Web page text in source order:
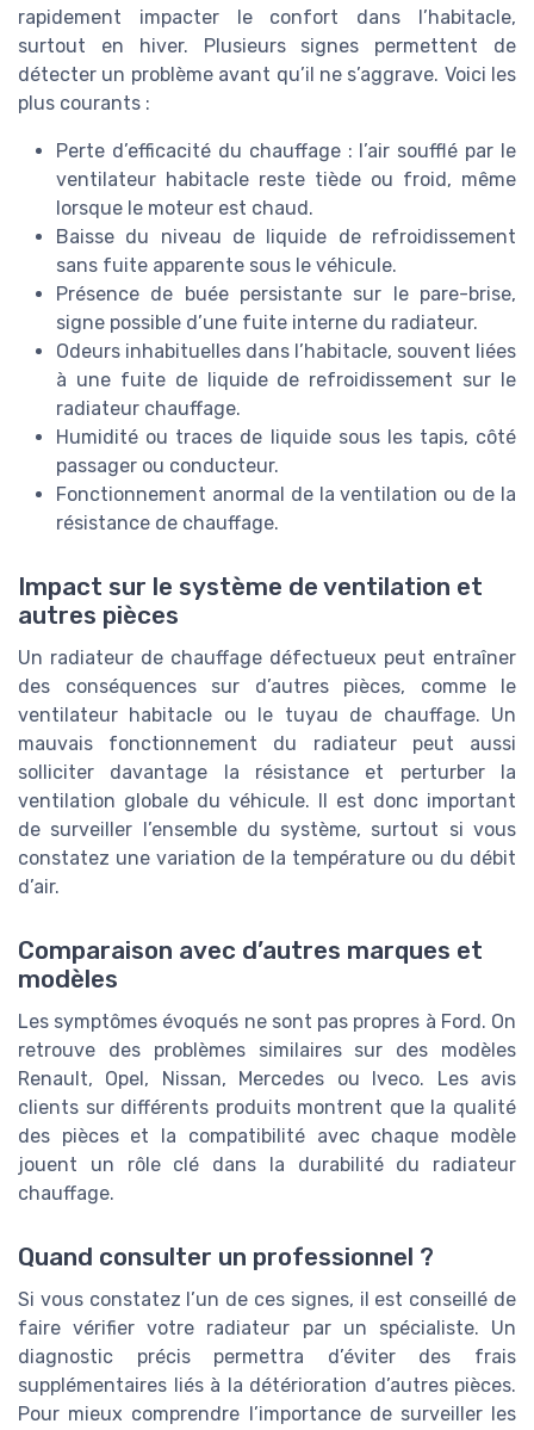
rapidement impacter le confort dans l’habitacle,
surtout en hiver. Plusieurs signes permettent de
détecter un problème avant qu’il ne s’aggrave. Voici les
plus courants :
Perte d’efficacité du chauffage : l’air soufflé par le
ventilateur habitacle reste tiède ou froid, même
lorsque le moteur est chaud.
Baisse du niveau de liquide de refroidissement
sans fuite apparente sous le véhicule.
Présence de buée persistante sur le pare-brise,
signe possible d’une fuite interne du radiateur.
Odeurs inhabituelles dans l’habitacle, souvent liées
à une fuite de liquide de refroidissement sur le
radiateur chauffage.
Humidité ou traces de liquide sous les tapis, côté
passager ou conducteur.
Fonctionnement anormal de la ventilation ou de la
résistance de chauffage.
Impact sur le système de ventilation et
autres pièces
Un radiateur de chauffage défectueux peut entraîner
des conséquences sur d’autres pièces, comme le
ventilateur habitacle ou le tuyau de chauffage. Un
mauvais fonctionnement du radiateur peut aussi
solliciter davantage la résistance et perturber la
ventilation globale du véhicule. Il est donc important
de surveiller l’ensemble du système, surtout si vous
constatez une variation de la température ou du débit
d’air.
Comparaison avec d’autres marques et
modèles
Les symptômes évoqués ne sont pas propres à Ford. On
retrouve des problèmes similaires sur des modèles
Renault, Opel, Nissan, Mercedes ou Iveco. Les avis
clients sur différents produits montrent que la qualité
des pièces et la compatibilité avec chaque modèle
jouent un rôle clé dans la durabilité du radiateur
chauffage.
Quand consulter un professionnel ?
Si vous constatez l’un de ces signes, il est conseillé de
faire vérifier votre radiateur par un spécialiste. Un
diagnostic précis permettra d’éviter des frais
supplémentaires liés à la détérioration d’autres pièces.
Pour mieux comprendre l’importance de surveiller les